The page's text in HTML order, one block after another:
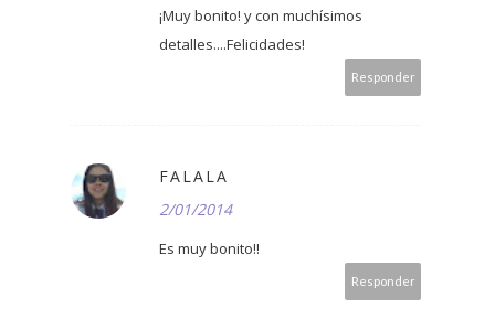
¡Muy bonito! y con muchísimos
detalles....Felicidades!
Responder
FALALA
2/01/2014
Es muy bonito!!
Responder